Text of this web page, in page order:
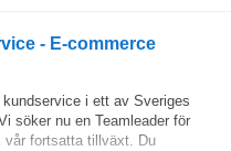
- E-commerce
i ett av Sveriges
söker nu en Teamleader för
fortsatta tillväxt. Du